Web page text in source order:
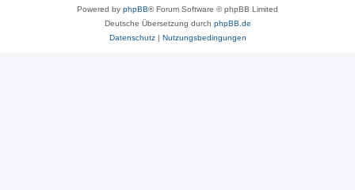
Powered by phpBB® Forum Software © phpBB Limited
Deutsche Übersetzung durch phpBB.de
Datenschutz| Nutzungsbedingungen